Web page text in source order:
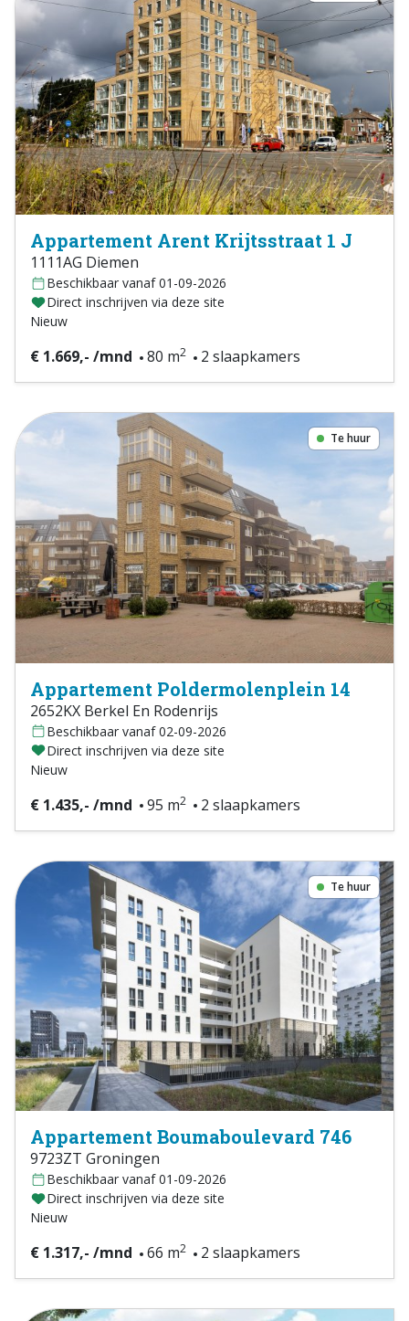
Appartement Arent Krijtsstraat 1 J
1111AG Diemen
Beschikbaar vanaf 01-09-2026
Direct inschrijven via deze site
Nieuw
€ 1.669,- /mnd 80 m2 2 slaapkamers
Te huur
Appartement Poldermolenplein 14
2652KX Berkel En Rodenrijs
Beschikbaar vanaf 02-09-2026
Direct inschrijven via deze site
Nieuw
€ 1.435,- /mnd 95 m2 2 slaapkamers
Te huur
Appartement Boumaboulevard 746
9723ZT Groningen
Beschikbaar vanaf 01-09-2026
Direct inschrijven via deze site
Nieuw
€ 1.317,- /mnd 66 m2 2 slaapkamers